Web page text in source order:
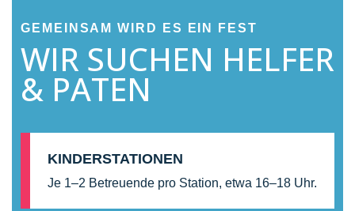
GEMEINSAM WIRD ES EIN FEST
WIR SUCHEN HELFER
& PATEN
KINDERSTATIONEN
Je 1–2 Betreuende pro Station, etwa 16–18 Uhr.